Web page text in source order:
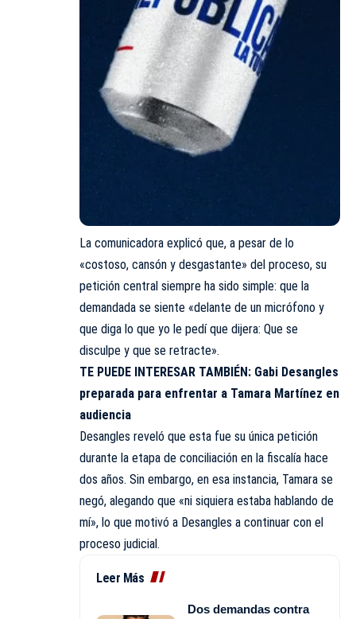
La comunicadora explicó que, a pesar de lo
«costoso, cansón y desgastante» del proceso, su
petición central siempre ha sido simple: que la
demandada se siente «delante de un micrófono y
que diga lo que yo le pedí que dijera: Que se
disculpe y que se retracte».
TE PUEDE INTERESAR TAMBIÉN: Gabi Desangles
preparada para enfrentar a Tamara Martínez en
audiencia
Desangles reveló que esta fue su única petición
durante la etapa de conciliación en la fiscalía hace
dos años. Sin embargo, en esa instancia, Tamara se
negó, alegando que «ni siquiera estaba hablando de
mí», lo que motivó a Desangles a continuar con el
proceso judicial.
Leer Más
Dos demandas contra